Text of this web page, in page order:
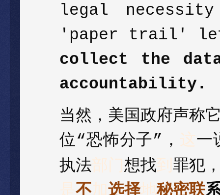
legal
'paper trail'
collect the
accountability.
当然，美国政府声称
位“恐怖分子” ， 这一
执法部门想找到 罪犯
是不加选择地秘密联